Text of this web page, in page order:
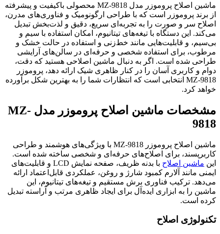
ماشین اصلاح پروموزر مدل MZ-9818 محصولی باکیفیت و پیشرفته
از برند پروموزر است که با طراحی ارگونومیک و فناوری‌های مدرن،
اصلاح سر و صورت را به تجربه‌ای سریع، دقیق و لذت‌بخش تبدیل
می‌کند. این دستگاه با تیغه‌های تیتانیوم، امکان استفاده با سیم و
بی‌سیم، و قابلیت‌هایی مانند خط‌زنی و استفاده در حالت خشک و
مرطوب، برای استفاده شخصی و حرفه‌ای در سالن‌های آرایشی
طراحی شده است. اگر به دنبال ماشین اصلاحی هستید که دقت،
دوام و کاربری آسان را در کنار ظاهری شیک ارائه دهد، پروموزر
MZ-9818 انتخابی است که انتظارات شما را به بهترین شکل برآورده
خواهد کرد.
مشخصات ماشین اصلاح پروموزر مدل MZ-
9818
ماشین اصلاح پروموزر MZ-9818 با ویژگی‌های هوشمند و طراحی
کاربرپسند، برای اصلاح‌های حرفه‌ای و شخصی ساخته شده است.
این ماشین اصلاح
با بدنه ظریف، صفحه نمایش LCD و قابلیت‌های
ایمنی مانند آلارم کمبود شارژ و روغن، عملکردی قابل‌اعتماد ارائه
می‌دهد. ترکیب فناوری برش مستقیم و تیغه‌های تیتانیوم، این
ماشین را به ابزاری ایده‌آل برای ایجاد ظاهری مرتب و آراسته تبدیل
کرده است.
تکنولوژی اصلاح